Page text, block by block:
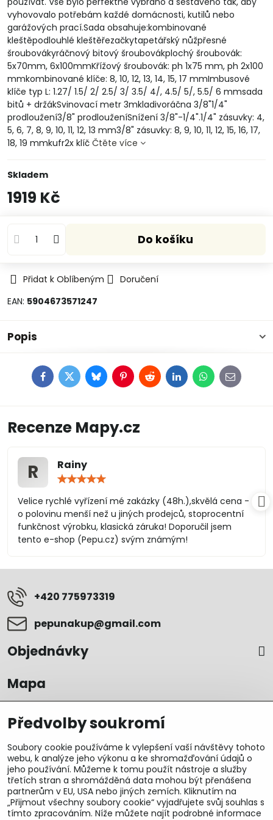
vyhovovalo potřebám každé domácnosti, kutilů nebo
garážových prací.Sada obsahuje:kombinované
kleštěpodlouhlé kleštěřezačkytapetářský nůžpřesné
šroubovákyráčnový bitový šroubovákplochý šroubovák:
5x70mm, 6x100mmKřížový šroubovák: ph 1x75 mm, ph 2x100
mmkombinované klíče: 8, 10, 12, 13, 14, 15, 17 mmImbusové
klíče typ L: 1.27/ 1.5/ 2/ 2.5/ 3/ 3.5/ 4/, 4.5/ 5/, 5.5/ 6 mmsada
bitů + držákSvinovací metr 3mkladivoráčna 3/8"1/4"
prodloužení3/8" prodlouženíSnížení 3/8"-1/4".1/4" zásuvky: 4,
5, 6, 7, 8, 9, 10, 11, 12, 13 mm3/8" zásuvky: 8, 9, 10, 11, 12, 15, 16, 17,
18, 19 mmkufr2x klíč Čtěte více
Skladem
1919 Kč
Do košíku
Přidat k Oblíbeným
Doručení
EAN: 5904673571247
Popis
FacebookTwitterBlueskyPinterestRedditLinkedInWhatsApp
E-
mail
Recenze Mapy.cz
R Rainy
/
5
Velice rychlé vyřízení mé zakázky (48h.),skvělá cena -
o polovinu menší než u jiných prodejců, stoprocentní
funkčnost výrobku, klasická záruka! Doporučil jsem
tento e-shop (Pepu.cz) svým známým!
+420 775973319
pepunakup​@gmail​.com
Objednávky
Mapa
Předvolby soukromí
Soubory cookie používáme k vylepšení vaší návštěvy tohoto
webu, k analýze jeho výkonu a ke shromažďování údajů o
jeho používání. Můžeme k tomu použít nástroje a služby
třetích stran a shromážděná data mohou být přenášena
partnerům v EU, USA nebo jiných zemích. Kliknutím na
„Přijmout všechny soubory cookie“ vyjadřujete svůj souhlas s
tímto zpracováním. Níže můžete najít podrobné informace